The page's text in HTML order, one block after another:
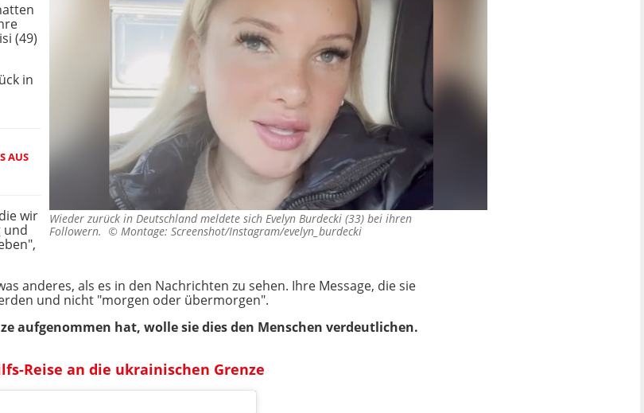
Wieder zurück in Deutschland meldete sich Evelyn Burdecki (33) bei ihren
Followern. © Montage: Screenshot/Instagram/evelyn_burdecki
(49)
in
AUS
wir
und
anderes, als es in den Nachrichten zu sehen. Ihre Message, die sie
und nicht "morgen oder übermorgen".
aufgenommen hat, wolle sie dies den Menschen verdeutlichen.
Reise an die ukrainischen Grenze